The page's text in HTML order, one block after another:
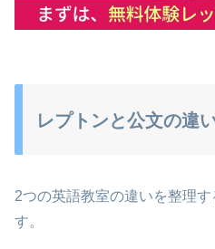
レプトンと公文の違
2つの英語教室の違いを整理
す。